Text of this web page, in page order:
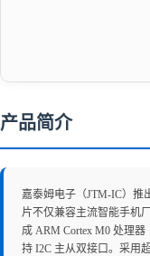
产品简介
嘉泰姆电子（JTM-IC）推
片不仅兼容主流智能手机
成 ARM Cortex M0 处理
持 I2C 主从双接口。采用